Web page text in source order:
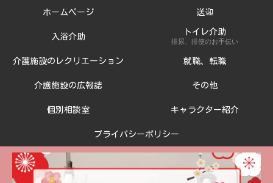
ホームページ 送迎
入浴介助
トイレ介助
排尿、排便のお手伝い
介護施設のレクリエーション 就職、転職
介護施設の広報誌 その他
個別相談室 キャラクター紹介
プライバシーポリシー